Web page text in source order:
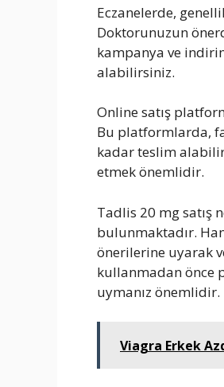
Eczanelerde,
Doktorunuzun
kampanya ve
alabilirsiniz.
Online satış
Bu platformlarda,
kadar teslim
etmek önemlidir.
Tadlis 20 mg satış
bulunmaktadır.
önerilerine uyarak
kullanmadan önce
uymanız önemlidir.
Viagra Erkek